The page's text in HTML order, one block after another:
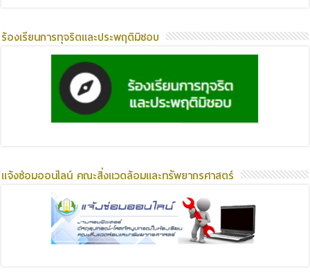
ร้องเรียนการทุจริตและประพฤติมิชอบ
แจ้งซ่อมออนไลน์ คณะสิ่งแวดล้อมและทรัพยากรศาสตร์